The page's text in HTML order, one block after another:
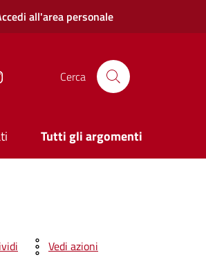
all'area personale
Cerca
Tutti gli argomenti
Vedi azioni